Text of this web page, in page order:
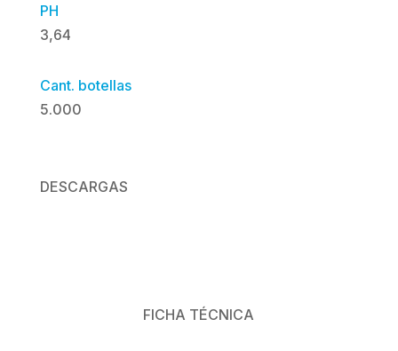
PH
3,64
Cant. botellas
5.000
DESCARGAS
FICHA TÉCNICA